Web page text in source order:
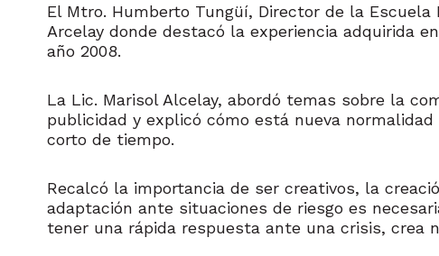
El Mtro. Humberto Tungüí, Director de la
Arcelay donde destacó la experiencia adquirida
año 2008.
La Lic. Marisol Alcelay, abordó temas sobre la
publicidad y explicó cómo está nueva
corto de tiempo.
Recalcó la importancia de ser creativos, la
adaptación ante situaciones de riesgo es
tener una rápida respuesta ante una crisis, crea